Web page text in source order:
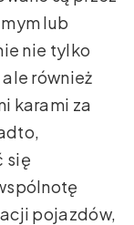
lub
nie tylko
również
karami za
się
pojazdów,